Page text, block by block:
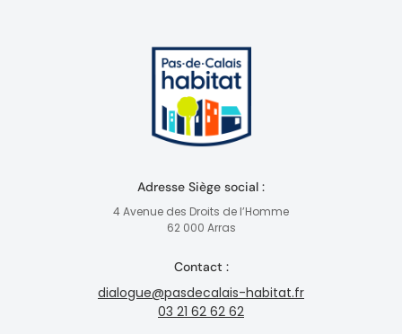
Adresse Siège social :
4 Avenue des Droits de l’Homme
62 000 Arras
Contact :
dialogue@pasdecalais-habitat.fr
03 21 62 62 62